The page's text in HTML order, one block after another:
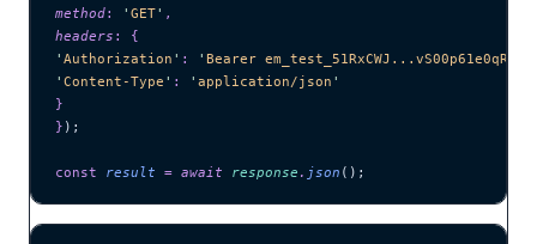
method: ' GET' ,
headers :
{
' Authorization ' : ' Bearer em_test_51RxCWJ...vS00p61e0qRE
' Content-Type ' : ' application/json '
}
} );
const result = await response . json ();